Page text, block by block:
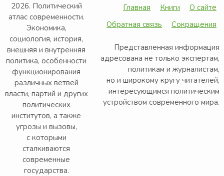
2026. Политический
атлас современности.
Экономика,
социология, история,
внешняя и внутренняя
политика, особенности
функционирования
различных ветвей
власти, партий и других
политических
институтов, а также
угрозы и вызовы,
с которыми
сталкиваются
современные
государства.
Главная Книги
О сайте
Обратная связь
Сокращения
Представленная информация
адресована не только экспертам,
политикам и журналистам,
но и широкому кругу читателей,
интересующимся политическим
устройством современного мира.